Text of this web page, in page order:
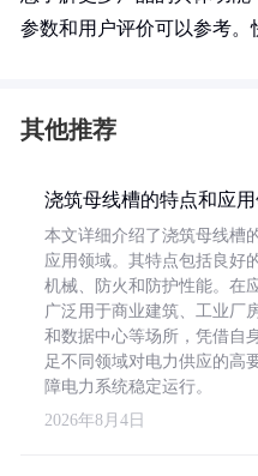
参数和用户评价可以参考。
其他推荐
浇筑母线槽的特点和应
本文详细介绍了浇筑母线槽
应用领域。其特点包括良好
机械、防火和防护性能。在
广泛用于商业建筑、工业厂
和数据中心等场所，凭借自
足不同领域对电力供应的高
障电力系统稳定运行。
2026年8月4日